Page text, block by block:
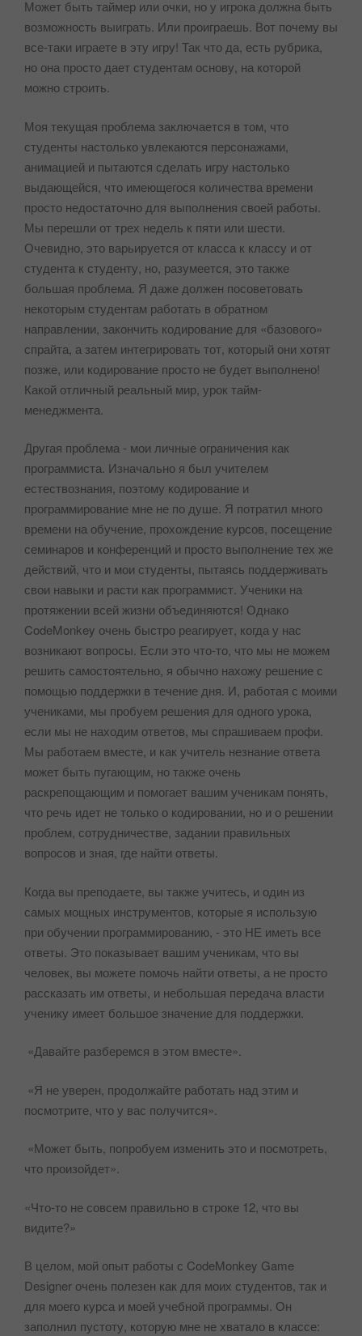
Может быть таймер или очки, но у игрока должна быть
возможность выиграть. Или проиграешь. Вот почему вы
все-таки играете в эту игру! Так что да, есть рубрика,
но она просто дает студентам основу, на которой
можно строить.
Моя текущая проблема заключается в том, что
студенты настолько увлекаются персонажами,
анимацией и пытаются сделать игру настолько
выдающейся, что имеющегося количества времени
просто недостаточно для выполнения своей работы.
Мы перешли от трех недель к пяти или шести.
Очевидно, это варьируется от класса к классу и от
студента к студенту, но, разумеется, это также
большая проблема. Я даже должен посоветовать
некоторым студентам работать в обратном
направлении, закончить кодирование для «базового»
спрайта, а затем интегрировать тот, который они хотят
позже, или кодирование просто не будет выполнено!
Какой отличный реальный мир, урок тайм-
менеджмента.
Другая проблема - мои личные ограничения как
программиста. Изначально я был учителем
естествознания, поэтому кодирование и
программирование мне не по душе. Я потратил много
времени на обучение, прохождение курсов, посещение
семинаров и конференций и просто выполнение тех же
действий, что и мои студенты, пытаясь поддерживать
свои навыки и расти как программист. Ученики на
протяжении всей жизни объединяются! Однако
CodeMonkey очень быстро реагирует, когда у нас
возникают вопросы. Если это что-то, что мы не можем
решить самостоятельно, я обычно нахожу решение с
помощью поддержки в течение дня. И, работая с моими
учениками, мы пробуем решения для одного урока,
если мы не находим ответов, мы спрашиваем профи.
Мы работаем вместе, и как учитель незнание ответа
может быть пугающим, но также очень
раскрепощающим и помогает вашим ученикам понять,
что речь идет не только о кодировании, но и о решении
проблем, сотрудничестве, задании правильных
вопросов и зная, где найти ответы.
Когда вы преподаете, вы также учитесь, и один из
самых мощных инструментов, которые я использую
при обучении программированию, - это НЕ иметь все
ответы. Это показывает вашим ученикам, что вы
человек, вы можете помочь найти ответы, а не просто
рассказать им ответы, и небольшая передача власти
ученику имеет большое значение для поддержки.
«Давайте разберемся в этом вместе».
«Я не уверен, продолжайте работать над этим и
посмотрите, что у вас получится».
«Может быть, попробуем изменить это и посмотреть,
что произойдет».
«Что-то не совсем правильно в строке 12, что вы
видите?»
В целом, мой опыт работы с CodeMonkey Game
Designer очень полезен как для моих студентов, так и
для моего курса и моей учебной программы. Он
заполнил пустоту, которую мне не хватало в классе: